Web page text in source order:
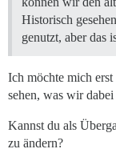
Historisch
genutzt, aber das
Ich möchte mich
sehen, was wir dabei
Kannst du als
zu ändern?